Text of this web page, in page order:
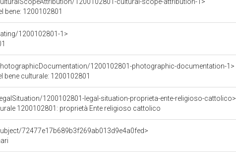
bene: 1200102801
1200102801-1>
1200102801-photographic-documentation-1>
culturale: 1200102801
1200102801-legal-situation-proprieta-ente-religioso-cattolico>
1200102801: proprietà Ente religioso cattolico
72477e17b689b3f269ab013d9e4a0fed>